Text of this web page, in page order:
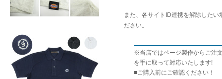
また、各サイトID連携を解除した
ださい。
※当店ではページ製作からご注
を手に取って対応いたします!
■ご購入前にご確認ください！